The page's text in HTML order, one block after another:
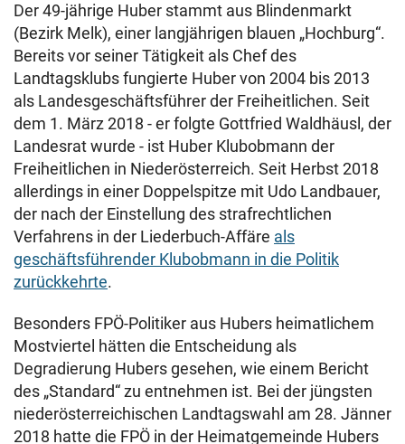
Der 49-jährige Huber stammt aus Blindenmarkt
(Bezirk Melk), einer langjährigen blauen „Hochburg“.
Bereits vor seiner Tätigkeit als Chef des
Landtagsklubs fungierte Huber von 2004 bis 2013
als Landesgeschäftsführer der Freiheitlichen. Seit
dem 1. März 2018 - er folgte Gottfried Waldhäusl, der
Landesrat wurde - ist Huber Klubobmann der
Freiheitlichen in Niederösterreich. Seit Herbst 2018
allerdings in einer Doppelspitze mit Udo Landbauer,
der nach der Einstellung des strafrechtlichen
Verfahrens in der Liederbuch-Affäre als
geschäftsführender Klubobmann in die Politik
zurückkehrte.
Besonders FPÖ-Politiker aus Hubers heimatlichem
Mostviertel hätten die Entscheidung als
Degradierung Hubers gesehen, wie einem Bericht
des „Standard“ zu entnehmen ist. Bei der jüngsten
niederösterreichischen Landtagswahl am 28. Jänner
2018 hatte die FPÖ in der Heimatgemeinde Hubers